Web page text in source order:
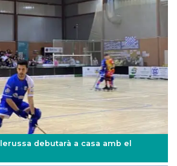
debutarà a casa amb el